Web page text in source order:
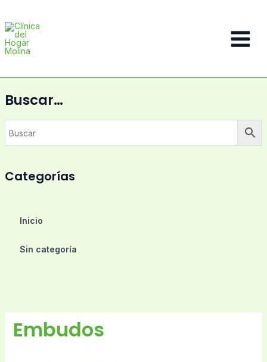
contenido
Main
Buscar…
Categorías
Inicio
Sin categoría
Embudos